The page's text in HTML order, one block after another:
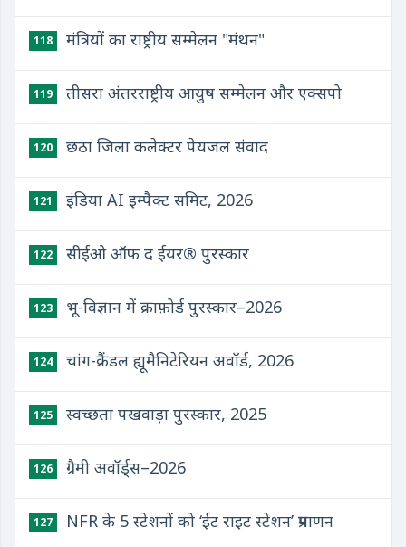
118 मंत्रियों का राष्ट्रीय सम्मेलन "मंथन"
119 तीसरा अंतरराष्ट्रीय आयुष सम्मेलन और एक्सपो
120 छठा जिला कलेक्टर पेयजल संवाद
121 इंडिया AI इम्पैक्ट समिट, 2026
122 सीईओ ऑफ द ईयर® पुरस्कार
123 भू-विज्ञान में क्राफ़ोर्ड पुरस्कार–2026
124 चांग-क्रैंडल ह्यूमैनिटेरियन अवॉर्ड, 2026
125 स्वच्छता पखवाड़ा पुरस्कार, 2025
126 ग्रैमी अवॉर्ड्स–2026
127 NFR के 5 स्टेशनों को ‘ईट राइट स्टेशन’ प्रमाणन